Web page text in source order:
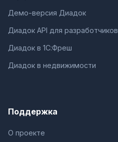
Демо-версия Диадок
Диадок API для разработчиков
Диадок в 1С:Фреш
Диадок в недвижимости
Поддержка
О проекте